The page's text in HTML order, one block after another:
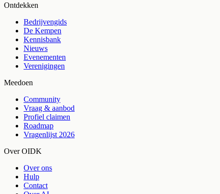
Ontdekken
Bedrijvengids
De Kempen
Kennisbank
Nieuws
Evenementen
Verenigingen
Meedoen
Community
Vraag & aanbod
Profiel claimen
Roadmap
Vragenlijst 2026
Over OIDK
Over ons
Hulp
Contact